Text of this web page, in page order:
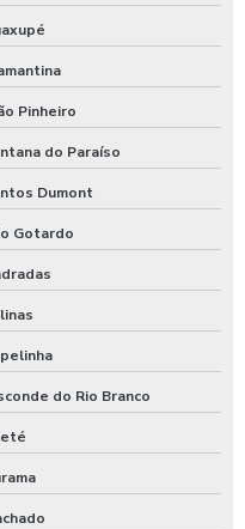
Pinheiro
do Paraíso
Dumont
Gotardo
do Rio Branco